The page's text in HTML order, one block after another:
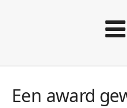
Een award